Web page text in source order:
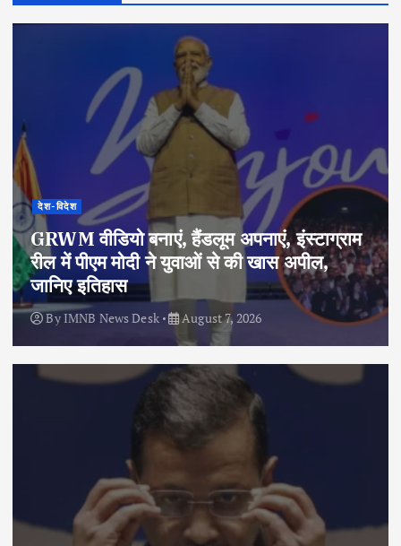
देश-विदेश
GRWM वीडियो बनाएं, हैंडलूम अपनाएं, इंस्टाग्राम
रील में पीएम मोदी ने युवाओं से की खास अपील,
जानिए इतिहास
By IMNB News Desk August 7, 2026